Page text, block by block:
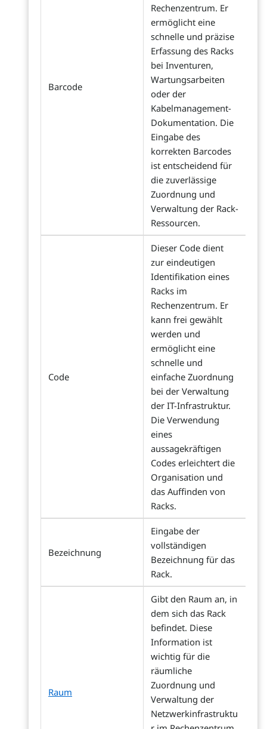
Barcode
Rechenzentrum. Er
ermöglicht eine
schnelle und präzise
Erfassung des Racks
bei Inventuren,
Wartungsarbeiten
oder der
Kabelmanagement-
Dokumentation. Die
Eingabe des
korrekten Barcodes
ist entscheidend für
die zuverlässige
Zuordnung und
Verwaltung der Rack-
Ressourcen.
Code
Dieser Code dient
zur eindeutigen
Identifikation eines
Racks im
Rechenzentrum. Er
kann frei gewählt
werden und
ermöglicht eine
schnelle und
einfache Zuordnung
bei der Verwaltung
der IT-Infrastruktur.
Die Verwendung
eines
aussagekräftigen
Codes erleichtert die
Organisation und
das Auffinden von
Racks.
Bezeichnung
Eingabe der
vollständigen
Bezeichnung für das
Rack.
Raum
Gibt den Raum an, in
dem sich das Rack
befindet. Diese
Information ist
wichtig für die
räumliche
Zuordnung und
Verwaltung der
Netzwerkinfrastruktu